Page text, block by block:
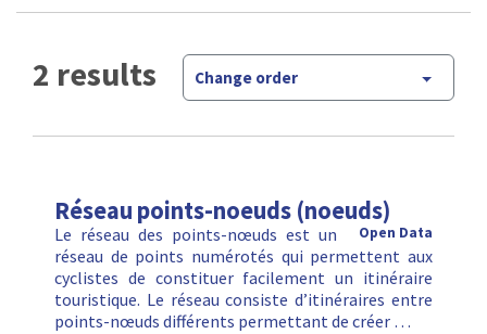
2 results Change order
Réseau points-noeuds (noeuds)
Open Data
Le réseau des points-nœuds est un
réseau de points numérotés qui permettent aux
cyclistes de constituer facilement un itinéraire
touristique. Le réseau consiste d’itinéraires entre
points-nœuds différents permettant de créer …